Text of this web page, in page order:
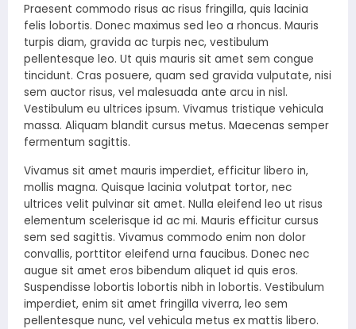
Praesent commodo risus ac risus fringilla, quis lacinia
felis lobortis. Donec maximus sed leo a rhoncus. Mauris
turpis diam, gravida ac turpis nec, vestibulum
pellentesque leo. Ut quis mauris sit amet sem congue
tincidunt. Cras posuere, quam sed gravida vulputate, nisi
sem auctor risus, vel malesuada ante arcu in nisl.
Vestibulum eu ultrices ipsum. Vivamus tristique vehicula
massa. Aliquam blandit cursus metus. Maecenas semper
fermentum sagittis.
Vivamus sit amet mauris imperdiet, efficitur libero in,
mollis magna. Quisque lacinia volutpat tortor, nec
ultrices velit pulvinar sit amet. Nulla eleifend leo ut risus
elementum scelerisque id ac mi. Mauris efficitur cursus
sem sed sagittis. Vivamus commodo enim non dolor
convallis, porttitor eleifend urna faucibus. Donec nec
augue sit amet eros bibendum aliquet id quis eros.
Suspendisse lobortis lobortis nibh in lobortis. Vestibulum
imperdiet, enim sit amet fringilla viverra, leo sem
pellentesque nunc, vel vehicula metus ex mattis libero.